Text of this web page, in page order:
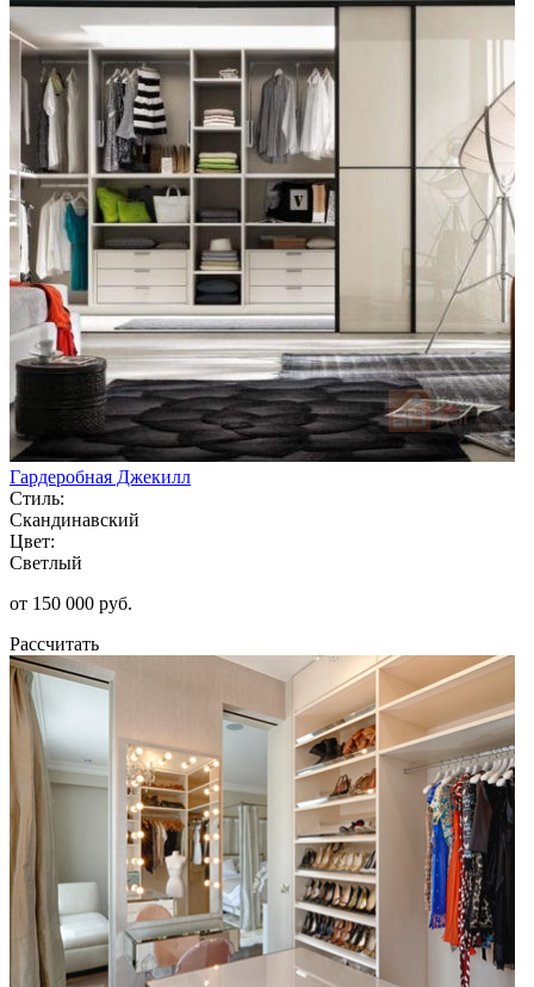
Гардеробная Джекилл
Стиль:
Скандинавский
Цвет:
Светлый
от 150 000 руб.
Рассчитать